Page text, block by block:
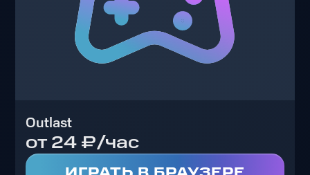
Outlast
от 24 ₽/час